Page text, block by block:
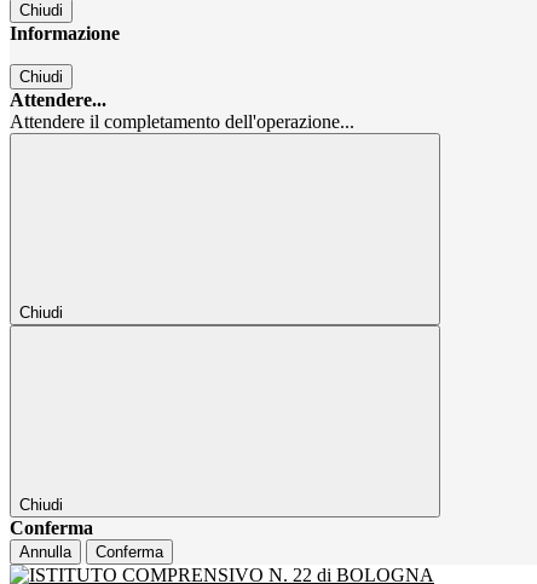
Chiudi
Informazione
Chiudi
Attendere...
Attendere il completamento dell'operazione...
Chiudi
Chiudi
Conferma
Annulla Conferma